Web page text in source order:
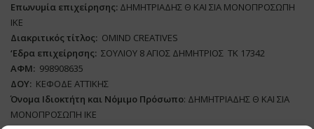
Επωνυμία επιχείρησης: ΔΗΜΗΤΡΙΑΔΗΣ Θ ΚΑΙ ΣΙΑ ΜΟΝΟΠΡΟΣΩΠΗ
ΙΚΕ
Διακριτικός τίτλος: ΟΜΙΝD CREATIVES
‘Eδρα επιχείρησης: ΣΟΥΛΙΟΥ 8 ΑΓΙΟΣ ΔΗΜΗΤΡΙΟΣ ΤΚ 17342
ΑΦΜ: 998908635
ΔΟΥ: ΚΕΦΟΔΕ ΑΤΤΙΚΗΣ
Όνομα Ιδιοκτήτη και Νόμιμο Πρόσωπο: ΔΗΜΗΤΡΙΑΔΗΣ Θ ΚΑΙ ΣΙΑ
ΜΟΝΟΠΡΟΣΩΠΗ ΙΚΕ